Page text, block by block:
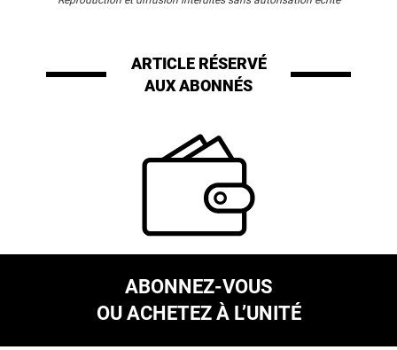
ARTICLE RÉSERVÉ
AUX ABONNÉS
ABONNEZ-VOUS
OU ACHETEZ À L’UNITÉ